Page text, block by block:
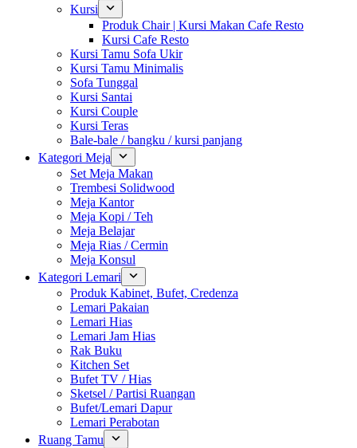
Kursi
Produk Chair | Kursi Makan Cafe Resto
Kursi Cafe Resto
Kursi Tamu Sofa Ukir
Kursi Tamu Minimalis
Sofa Tunggal
Kursi Santai
Kursi Couple
Kursi Teras
Bale-bale / bangku / kursi panjang
Kategori Meja
Set Meja Makan
Trembesi Solidwood
Meja Kantor
Meja Kopi / Teh
Meja Belajar
Meja Rias / Cermin
Meja Konsul
Kategori Lemari
Produk Kabinet, Bufet, Credenza
Lemari Pakaian
Lemari Hias
Lemari Jam Hias
Rak Buku
Kitchen Set
Bufet TV / Hias
Sketsel / Partisi Ruangan
Bufet/Lemari Dapur
Lemari Perabotan
Ruang Tamu